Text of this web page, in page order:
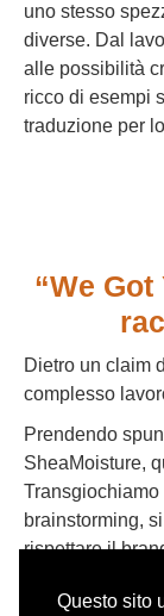
Questo sito
uno stesso
diverse. Dal
alle possibilità
ricco di esempi
traduzione per
“We
Dietro un claim
complesso
Prendendo
SheaMoisture,
Transgiochiamo
brainstorming,
rispettare il